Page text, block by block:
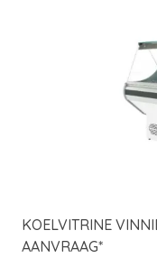
KOELVITRINE
AANVRAAG*